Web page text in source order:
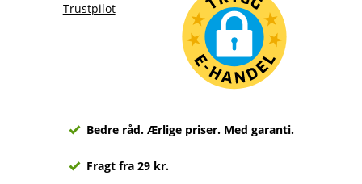
Trustpilot
Bedre råd. Ærlige priser. Med garanti.
Fragt fra 29 kr.